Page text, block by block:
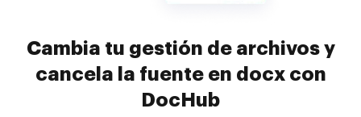
Cambia tu gestión de archivos y
cancela la fuente en docx con
DocHub